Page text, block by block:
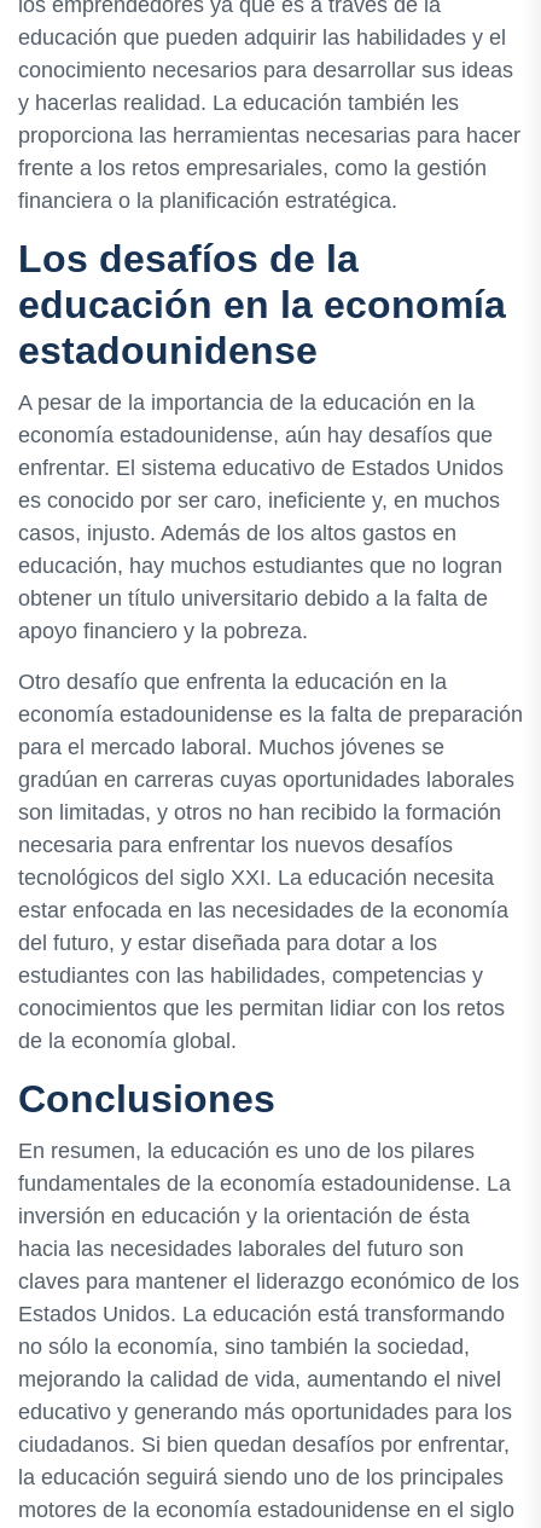
educación que pueden adquirir las habilidades y el
conocimiento necesarios para desarrollar sus ideas
y hacerlas realidad. La educación también les
proporciona las herramientas necesarias para hacer
frente a los retos empresariales, como la gestión
financiera o la planificación estratégica.
Los desafíos de la
educación en la economía
estadounidense
A pesar de la importancia de la educación en la
economía estadounidense, aún hay desafíos que
enfrentar. El sistema educativo de Estados Unidos
es conocido por ser caro, ineficiente y, en muchos
casos, injusto. Además de los altos gastos en
educación, hay muchos estudiantes que no logran
obtener un título universitario debido a la falta de
apoyo financiero y la pobreza.
Otro desafío que enfrenta la educación en la
economía estadounidense es la falta de preparación
para el mercado laboral. Muchos jóvenes se
gradúan en carreras cuyas oportunidades laborales
son limitadas, y otros no han recibido la formación
necesaria para enfrentar los nuevos desafíos
tecnológicos del siglo XXI. La educación necesita
estar enfocada en las necesidades de la economía
del futuro, y estar diseñada para dotar a los
estudiantes con las habilidades, competencias y
conocimientos que les permitan lidiar con los retos
de la economía global.
Conclusiones
En resumen, la educación es uno de los pilares
fundamentales de la economía estadounidense. La
inversión en educación y la orientación de ésta
hacia las necesidades laborales del futuro son
claves para mantener el liderazgo económico de los
Estados Unidos. La educación está transformando
no sólo la economía, sino también la sociedad,
mejorando la calidad de vida, aumentando el nivel
educativo y generando más oportunidades para los
ciudadanos. Si bien quedan desafíos por enfrentar,
la educación seguirá siendo uno de los principales
motores de la economía estadounidense en el siglo